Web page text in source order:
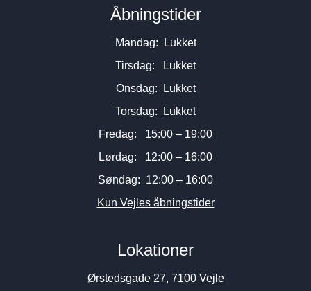
Åbningstider
Mandag: Lukket
Tirsdag: Lukket
Onsdag: Lukket
Torsdag: Lukket
Fredag: 15:00 – 19:00
Lørdag: 12:00 – 16:00
Søndag: 12:00 – 16:00
Kun Vejles åbningstider
Lokationer
Ørstedsgade 27, 7100 Vejle